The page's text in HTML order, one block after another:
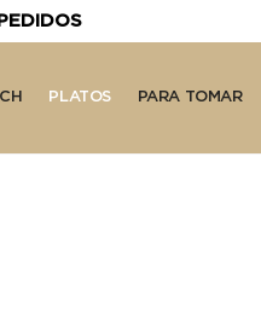
PLATOS PARA TOMAR